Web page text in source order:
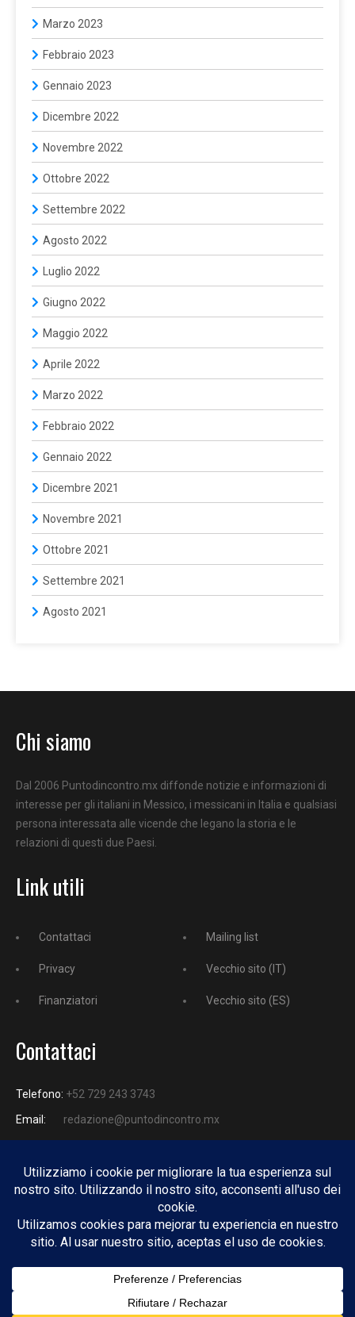
Marzo 2023
Febbraio 2023
Gennaio 2023
Dicembre 2022
Novembre 2022
Ottobre 2022
Settembre 2022
Agosto 2022
Luglio 2022
Giugno 2022
Maggio 2022
Aprile 2022
Marzo 2022
Febbraio 2022
Gennaio 2022
Dicembre 2021
Novembre 2021
Ottobre 2021
Settembre 2021
Agosto 2021
Chi siamo
Dal 2006 Puntodincontro.mx diffonde notizie e informazioni di
interesse per gli italiani in Messico, i messicani in Italia e qualsiasi
persona interessata alle vicende che legano la storia e le
relazioni di questi due Paesi.
Link utili
Contattaci
Privacy
Finanziatori
Mailing list
Vecchio sito (IT)
Vecchio sito (ES)
Contattaci
Telefono: +52 729 243 3743
Email:
redazione@puntodincontro.mx
PUNTODINCONTRO
Copyright © 2025 Puntodincontro